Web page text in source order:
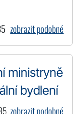
zobrazit podobné
ministryně
bydlení
zobrazit podobné